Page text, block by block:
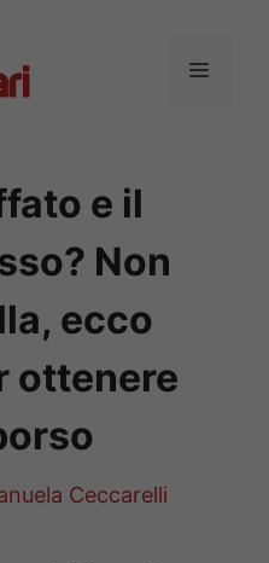
MENU
e il
Non
ecco
ottenere
Ceccarelli